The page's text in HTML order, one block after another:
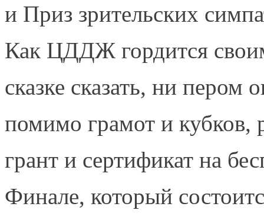
и Приз зрительских
Как ЦДДЖ гордится
сказке сказать, ни пером
помимо грамот и кубков,
грант и сертификат на
Финале, который